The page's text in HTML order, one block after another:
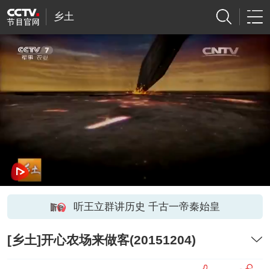
乡土
听王立群讲历史 千古一帝秦始皇
[乡土]开心农场来做客(20151204)